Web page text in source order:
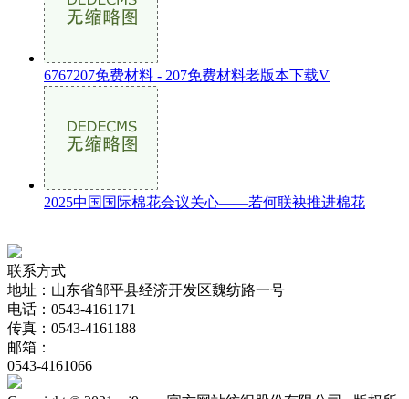
6767207免费材料 - 207免费材料老版本下载V
2025中国国际棉花会议关心——若何联袂推进棉花
联系方式
地址：山东省邹平县经济开发区魏纺路一号
电话：0543-4161171
传真：0543-4161188
邮箱：
0543-4161066